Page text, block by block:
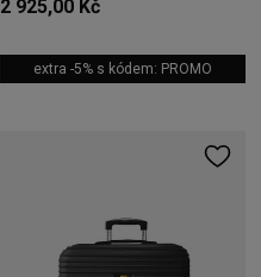
2 925,00 Kč
extra -5% s kódem: PROMO